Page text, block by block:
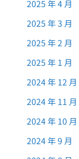
2025 年 4 月
2025 年 3 月
2025 年 2 月
2025 年 1 月
2024 年 12 月
2024 年 11 月
2024 年 10 月
2024 年 9 月